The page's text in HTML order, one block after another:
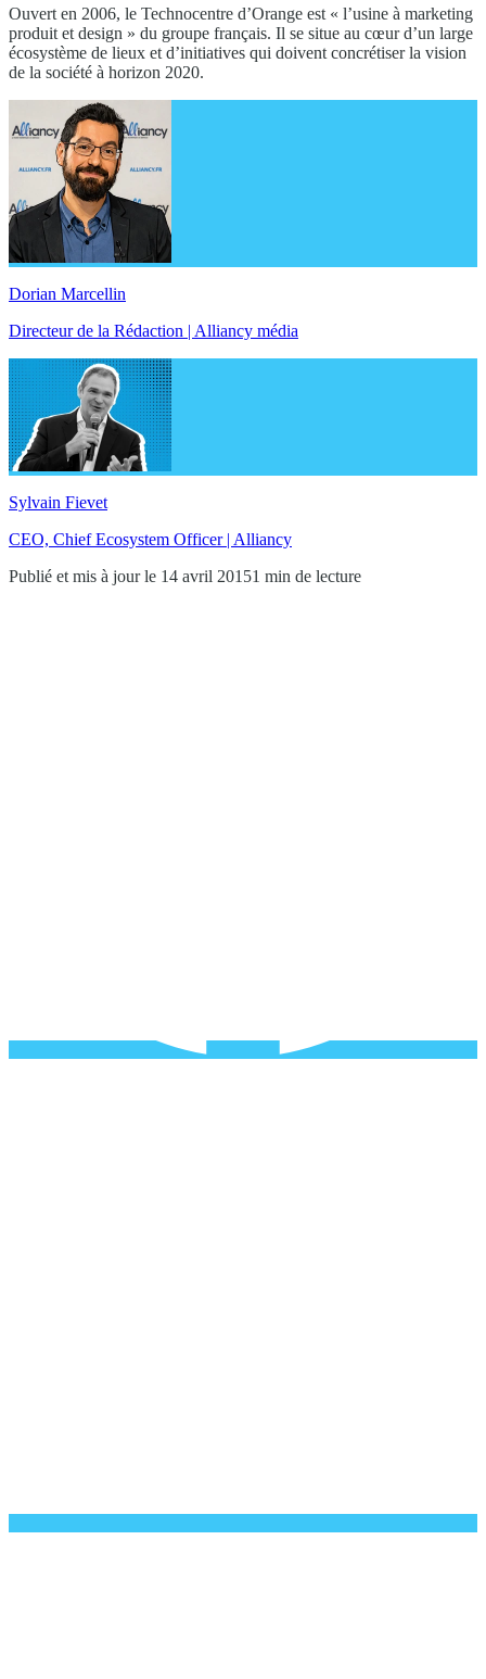
Ouvert en 2006, le Technocentre d’Orange est « l’usine à marketing
produit et design » du groupe français. Il se situe au cœur d’un large
écosystème de lieux et d’initiatives qui doivent concrétiser la vision
de la société à horizon 2020.
Dorian Marcellin
Directeur de la Rédaction | Alliancy média
Sylvain Fievet
CEO, Chief Ecosystem Officer | Alliancy
Publié et mis à jour le 14 avril 20151 min de lecture